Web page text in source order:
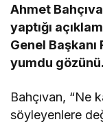
Ahmet
yaptığı
Genel Başkanı
yumdu gözünü.
Bahçıvan, “Ne
söyleyenlere